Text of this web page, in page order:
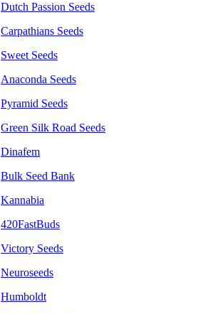
Dutch Passion Seeds
Carpathians Seeds
Sweet Seeds
Anaconda Seeds
Pyramid Seeds
Green Silk Road Seeds
Dinafem
Bulk Seed Bank
Kannabia
420FastBuds
Victory Seeds
Neuroseeds
Humboldt